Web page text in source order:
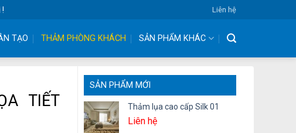
! Liên hệ
TẠO THẢM PHÒNG KHÁCH SẢN PHẨM KHÁC
SẢN PHẨM MỚI
Thảm lụa cao cấp Silk 01
Liên hệ
TIẾT